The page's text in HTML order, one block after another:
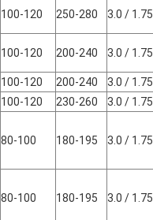
1.75 / 3.0
250-280
100-120
1.75 / 3.0
200-240
100-120
1.75 / 3.0
200-240
100-120
1.75 / 3.0
230-260
100-120
1.75 / 3.0
180-195
80-100
1.75 / 3.0
180-195
80-100